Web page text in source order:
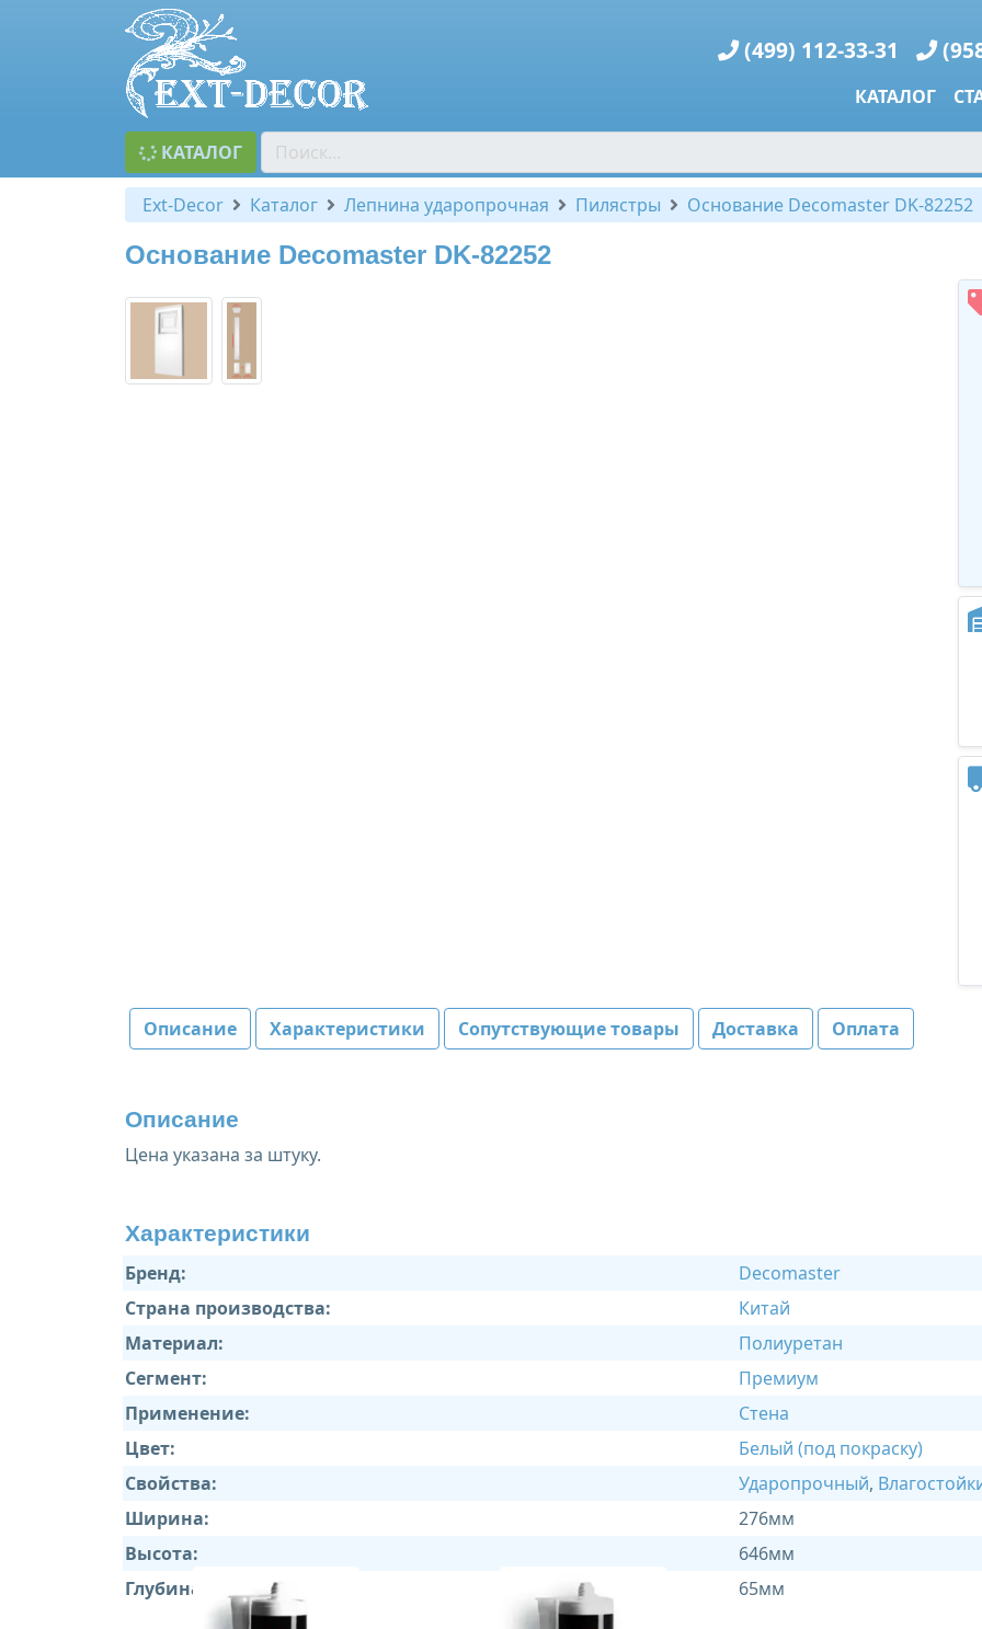
(499) 112-33-31
КАТАЛОГ
КАТАЛОГ
Ext-Decor Каталог Лепнина ударопрочная Пилястры Основание Decomaster DK-82252
Основание Decomaster DK-82252
Описание Характеристики Сопутствующие товары Доставка Оплата
Описание
Цена указана за штуку.
Характеристики
Бренд:
Decomaster
Страна производства:
Китай
Материал:
Полиуретан
Сегмент:
Премиум
Применение:
Стена
Цвет:
Белый (под покраску)
Свойства:
Ударопрочный,
Ширина:
276мм
Высота:
646мм
Глубина:
65мм